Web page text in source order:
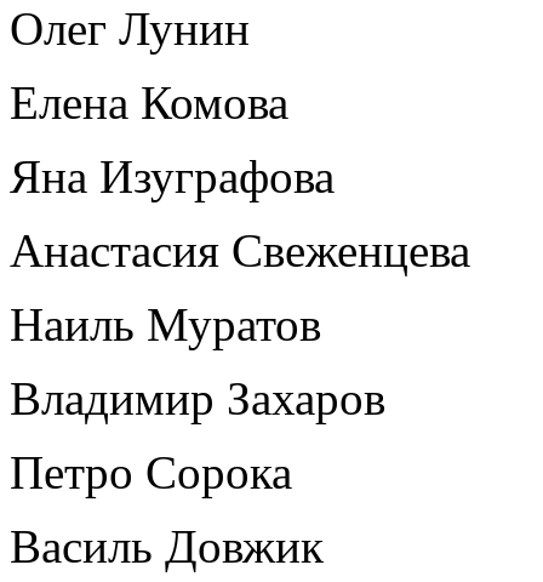
Олег Лунин
Елена Комова
Яна Изуграфова
Анастасия Свеженцева
Наиль Муратов
Владимир Захаров
Петро Сорока
Василь Довжик